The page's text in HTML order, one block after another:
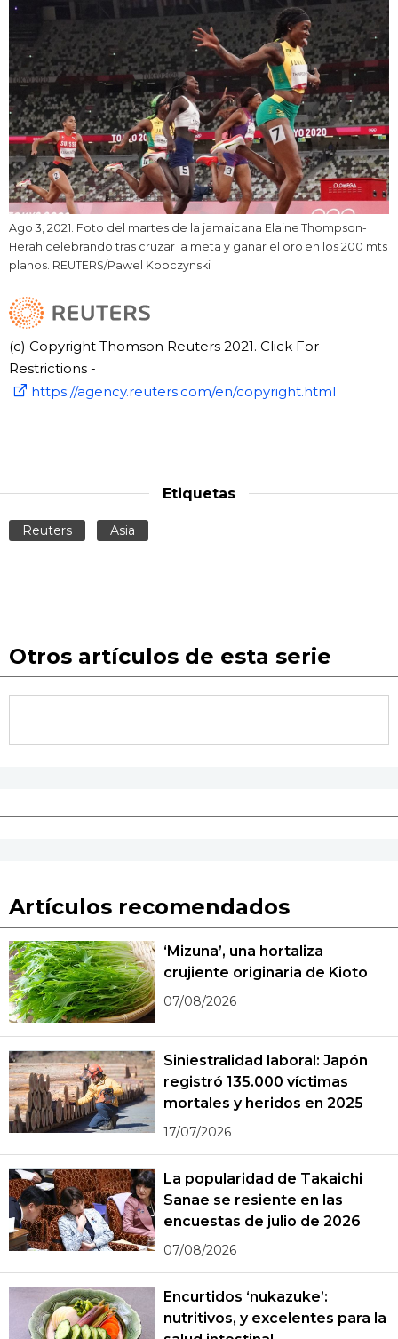
Ago 3, 2021. Foto del martes de la jamaicana Elaine Thompson-
Herah celebrando tras cruzar la meta y ganar el oro en los 200 mts
planos. REUTERS/Pawel Kopczynski
(c) Copyright Thomson Reuters 2021. Click For
Restrictions -
https://agency.reuters.com/en/copyright.html
Etiquetas
Reuters Asia
Otros artículos de esta serie
Artículos recomendados
‘Mizuna’, una hortaliza
crujiente originaria de Kioto
07/08/2026
Siniestralidad laboral: Japón
registró 135.000 víctimas
mortales y heridos en 2025
17/07/2026
La popularidad de Takaichi
Sanae se resiente en las
encuestas de julio de 2026
07/08/2026
Encurtidos ‘nukazuke’:
nutritivos, y excelentes para la